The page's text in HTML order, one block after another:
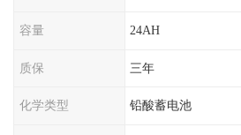
容量 24AH
质保 三年
化学类型 铅酸蓄电池